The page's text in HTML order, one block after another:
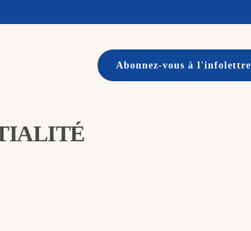
Abonnez-vous à l'infolettre